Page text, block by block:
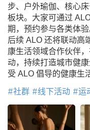
步、户外瑜伽、核心
板块。大家可通过
期，预约参与各类体验
后续 ALO 还将联动高
康生活领域合作伙伴
动，持续打造城市健
受 ALO 倡导的健康生
社群 线下活动 运